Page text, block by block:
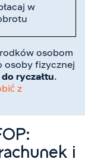
w
osobom
osoby fizycznej
ryczałtu.
z
i